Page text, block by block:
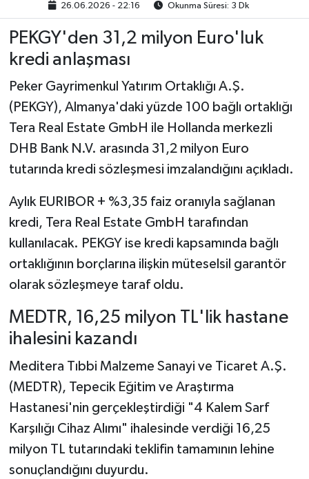
26.06.2026 - 22:16 Okunma Süresi: 3 Dk
PEKGY'den 31,2 milyon Euro'luk
kredi anlaşması
Peker Gayrimenkul Yatırım Ortaklığı A.Ş.
(PEKGY), Almanya'daki yüzde 100 bağlı ortaklığı
Tera Real Estate GmbH ile Hollanda merkezli
DHB Bank N.V. arasında 31,2 milyon Euro
tutarında kredi sözleşmesi imzalandığını açıkladı.
Aylık EURIBOR + %3,35 faiz oranıyla sağlanan
kredi, Tera Real Estate GmbH tarafından
kullanılacak. PEKGY ise kredi kapsamında bağlı
ortaklığının borçlarına ilişkin müteselsil garantör
olarak sözleşmeye taraf oldu.
MEDTR, 16,25 milyon TL'lik hastane
ihalesini kazandı
Meditera Tıbbi Malzeme Sanayi ve Ticaret A.Ş.
(MEDTR), Tepecik Eğitim ve Araştırma
Hastanesi'nin gerçekleştirdiği "4 Kalem Sarf
Karşılığı Cihaz Alımı" ihalesinde verdiği 16,25
milyon TL tutarındaki teklifin tamamının lehine
sonuçlandığını duyurdu.